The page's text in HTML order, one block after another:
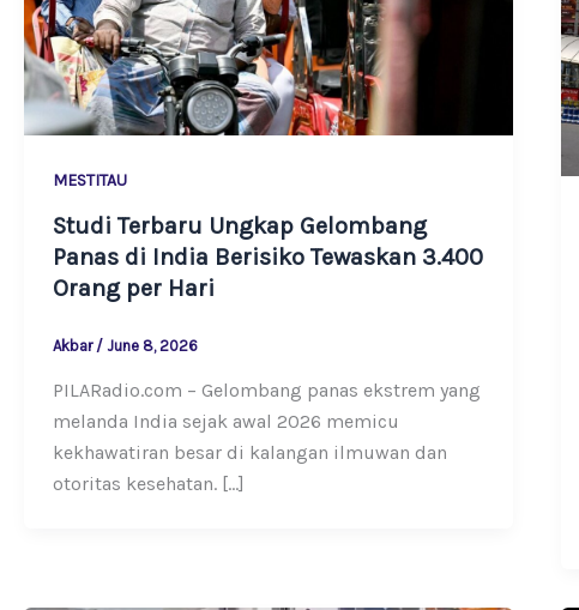
MESTITAU
Studi Terbaru Ungkap Gelombang
Panas di India Berisiko Tewaskan 3.400
Orang per Hari
Akbar / June 8, 2026
PILARadio.com – Gelombang panas ekstrem yang
melanda India sejak awal 2026 memicu
kekhawatiran besar di kalangan ilmuwan dan
otoritas kesehatan. […]